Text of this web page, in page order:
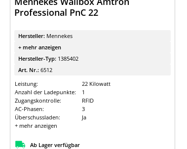
Professional PnC 22
Hersteller: Mennekes
+ mehr anzeigen
Hersteller-Typ: 1385402
Art. Nr.: 6512
Leistung:
22 Kilowatt
Anzahl der Ladepunkte:
1
Zugangskontrolle:
RFID
AC-Phasen:
3
Überschussladen:
Ja
+ mehr anzeigen
Ab Lager verfügbar